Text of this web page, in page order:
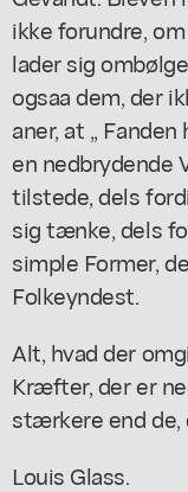
ikke forundre,
lader sig
ogsaa dem, der
aner, at ,,
en nedbrydende
tilstede, dels
sig tænke, dels
simple Former,
Folkeyndest.
Alt, hvad der
Kræfter, der er
stærkere end de,
Louis Glass.